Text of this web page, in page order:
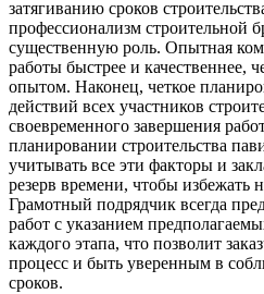
затягиванию сроков
профессионализм строительной
существенную роль. Опытная
работы быстрее и качественнее,
опытом. Наконец, четкое
действий всех участников
своевременного завершения
планировании строительства
учитывать все эти факторы и
резерв времени, чтобы избежать
Грамотный подрядчик всегда
работ с указанием
каждого этапа, что позволит
процесс и быть уверенным в
сроков.